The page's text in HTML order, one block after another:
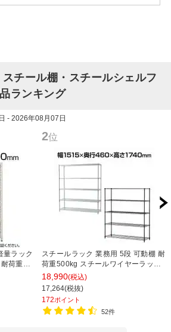
チール棚・スチールシェルフ
ランキング
- 2026年08月07日
量ラック
荷重
行462×
ールシ
収納ラ
2位
スチールラック 業務用 5段 可動棚 耐
荷重500kg スチールワイヤーラック
シェルゴ 幅1515×奥行460×高さ
1740mm
18,990(税込)
17,264(税抜)
172ポイント
52件